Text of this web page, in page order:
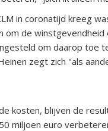
in coronatijd kreeg
om de
om daarop toe
zegt zich "als
kosten, blijven de
miljoen euro